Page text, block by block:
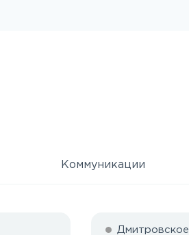
Коммуникации
Дмитровское